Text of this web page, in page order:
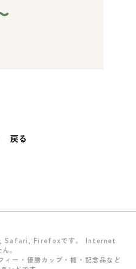
戻る
Safari, Firefoxです。 Internet
。
ィー・優勝カップ・楯・記念品など